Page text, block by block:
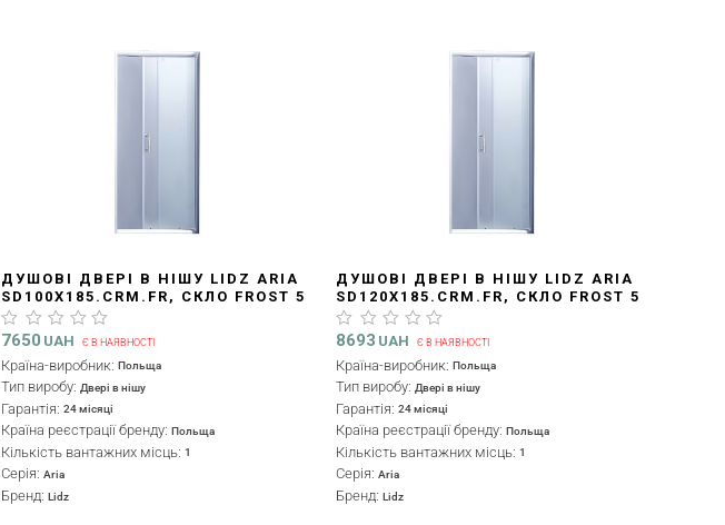
ДУШОВІ ДВЕРІ В НІШУ LIDZ ARIA
SD100X185.CRM.FR, СКЛО FROST 5
ММ
7650 UAH Є В НАЯВНОСТІ
Країна-виробник: Польща
Тип виробу: Двері в нішу
Гарантія: 24 місяці
Країна реєстрації бренду: Польща
Кількість вантажних місць: 1
Серія: Aria
Бренд: Lidz
ДУШОВІ ДВЕРІ В НІШУ LIDZ ARIA
SD120X185.CRM.FR, СКЛО FROST 5
ММ
8693 UAH Є В НАЯВНОСТІ
Країна-виробник:Польща
Тип виробу:Двері в нішу
Гарантія:24 місяці
Країна реєстрації бренду:Польща
Кількість вантажних місць:1
Серія:Aria
Бренд:Lidz